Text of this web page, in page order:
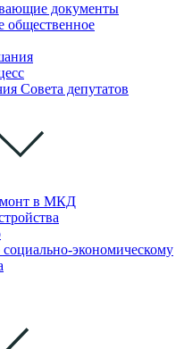
документы
общественное
Совета депутатов
в МКД
экономическому